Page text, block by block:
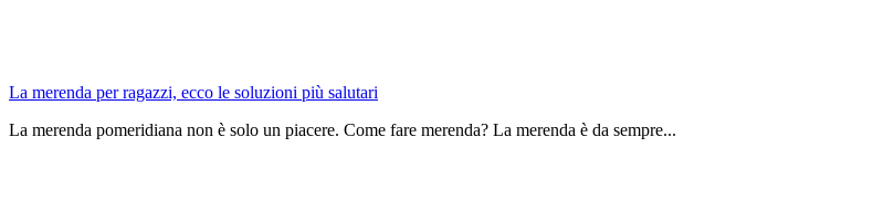
La merenda per ragazzi, ecco le soluzioni più salutari
La merenda pomeridiana non è solo un piacere. Come fare merenda? La merenda è da sempre...